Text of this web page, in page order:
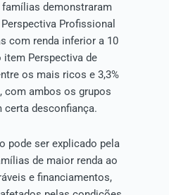
demonstraram
Profissional
com renda inferior a 10
item Perspectiva de
os mais ricos e 3,3%
com ambos os grupos
desconfiança.
pode ser explicado pela
de maior renda ao
e financiamentos,